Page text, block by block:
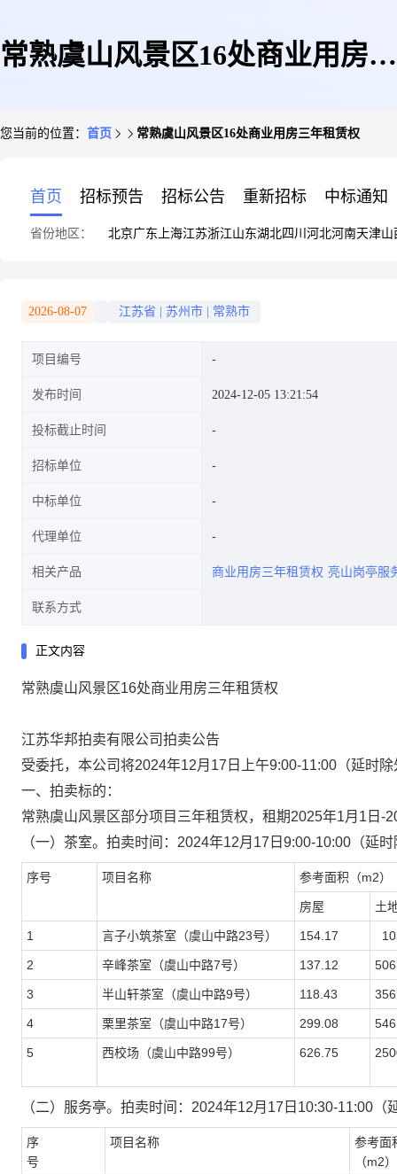
常熟虞山风景区16处商业用房三
您当前的位置： 首页 常熟虞山风景区16处商业用房三年租赁权
首页 招标预告 招标公告 重新招标 中标通知
省份地区： 北京广东 上海江苏浙江山东湖北四川 河北河南天津山
2026-08-07 江苏省 苏州市 常熟市
项目编号
发布时间 2024-12-05 13:21:54
投标截止时间
招标单位
中标单位
代理单位
相关产品 商业用房三年租赁权 亮山岗亭服
联系方式
正文内容
常熟虞山风景区16处商业用房三年租赁权
江苏华邦拍卖有限公司拍卖公告
受委托，本公司将2024年12月17日上午9:00-11:00（延时
一、拍卖标的：
常熟虞山风景区部分项目三年租赁权，租期2025年1月1日-
（一）茶室。拍卖时间： 2024年12月17日9:00-10:00（延时
序号 项目名称 参考面积（m2）
房屋 土
1 言子小筑茶室 （虞山中路23号） 154.17
2 辛峰茶室 （虞山中路7号） 137.12
3 半山轩茶室 （虞山中路9号） 118.43
4 栗里茶室（虞山中路17号） 299.08
5 西校场（虞山中路99号） 626.75
（二）服务亭。拍卖时间： 2024年12月17日10:30-11:00（
序
号
项目名称
参考面
（m2）